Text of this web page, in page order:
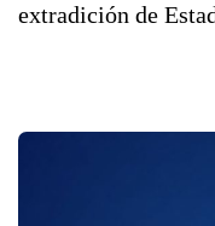
extradición de